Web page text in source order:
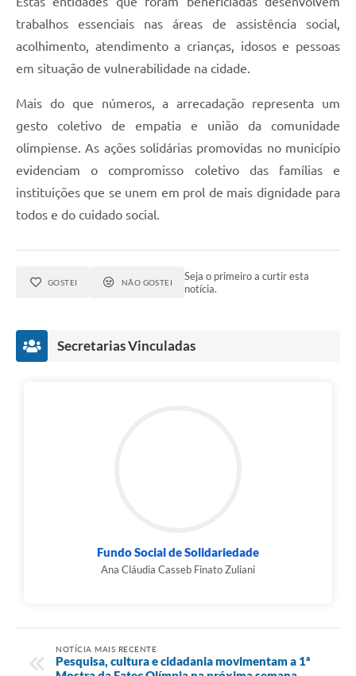
trabalhos essenciais nas áreas de assistência social,
acolhimento, atendimento a crianças, idosos e pessoas
em situação de vulnerabilidade na cidade.
Mais do que números, a arrecadação representa um
gesto coletivo de empatia e união da comunidade
olimpiense. As ações solidárias promovidas no município
evidenciam o compromisso coletivo das famílias e
instituições que se unem em prol de mais dignidade para
todos e do cuidado social.
GOSTEI NÃO GOSTEI
Seja o primeiro a curtir esta
notícia.
Secretarias Vinculadas
Fundo Social de Solidariedade
Ana Cláudia Casseb Finato Zuliani
NOTÍCIA MAIS RECENTE
Pesquisa, cultura e cidadania movimentam a 1ª